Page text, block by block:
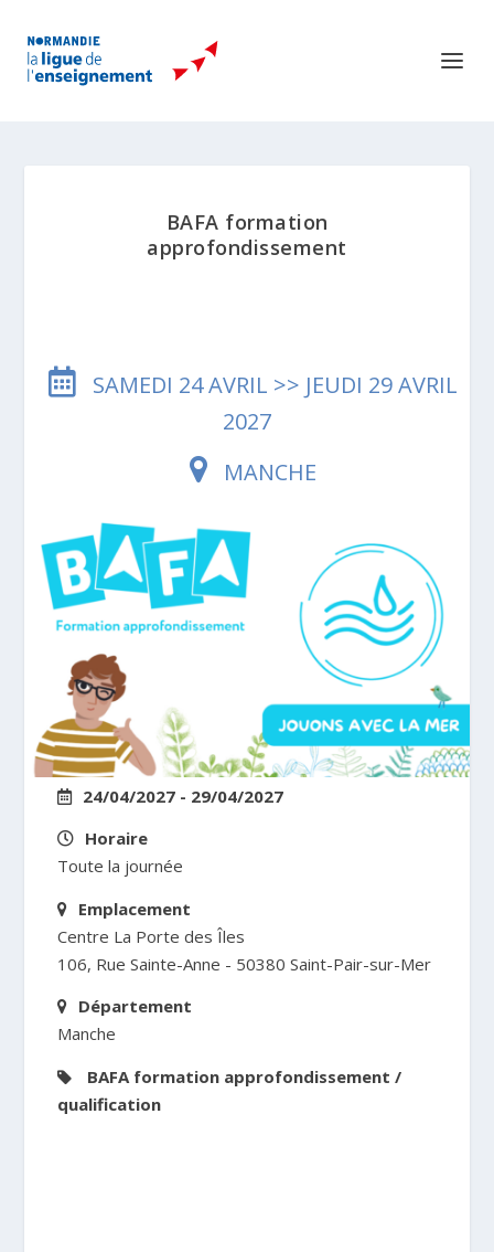
BAFA formation
approfondissement
SAMEDI 24 AVRIL >> JEUDI 29 AVRIL
2027
MANCHE
24/04/2027 - 29/04/2027
Horaire
Toute la journée
Emplacement
Centre La Porte des Îles
106, Rue Sainte-Anne - 50380 Saint-Pair-sur-Mer
Département
Manche
BAFA formation approfondissement /
qualification